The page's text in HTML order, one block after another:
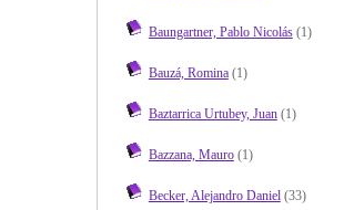
Baungartner, Pablo Nicolás(1)
Bauzá, Romina(1)
Baztarrica Urtubey, Juan(1)
Bazzana, Mauro(1)
Becker, Alejandro Daniel(33)